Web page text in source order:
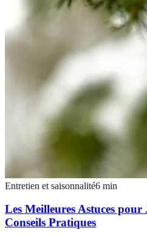
Entretien et saisonnalité6 min
Les Meilleures Astuces
Conseils Pratiques